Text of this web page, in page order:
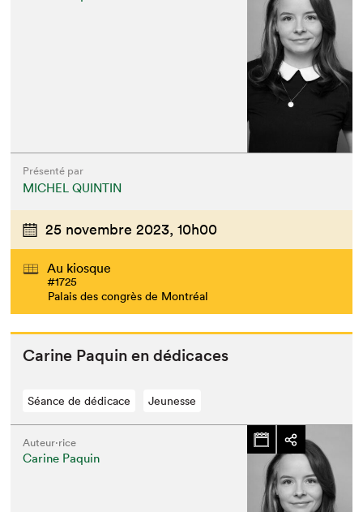
Présenté par
MICHEL QUINTIN
25 novembre 2023, 10h00
Au kiosque
#1725
Palais des congrès de Montréal
Carine Paquin en dédicaces
Séance de dédicace Jeunesse
Auteur·rice
Carine Paquin